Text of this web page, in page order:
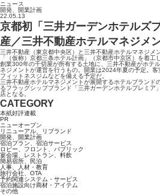
ニュース
開発、開業計画
22.05.13
京都初「三井ガーデンホテルズ
産／三井不動産ホテルマネジメン
三井不動産（東京都中央区）と三井不動産ホテルマネジメ
「（仮称）京都三条ホテル計画」（京都市中京区）を着工し
創業300年の千切屋が所有する土地に、三井不動産がホテ
ネジメントが運営を行うもの。開業は2024年夏の予定。客
フィットネスジムなどを備える予定だ。
三井不動産ホテルマネジメントが展開するホテルブランド
るフラッグシップブランド「三井ガーデンホテルプレミア
店となる。
CATEGORY
本紙好評連載
PR
ニューオープン
リニューアル、リブランド
開発、開業計画
宿泊プラン、宿泊サービス
ロビー、フロント、パブリック
宴会場、レストラン、料飲
簡易宿所、民泊
人事、人材・教育
旅行会社、OTA
予約関連システム・サービス
宿泊施設向け商材・アイテム
その他